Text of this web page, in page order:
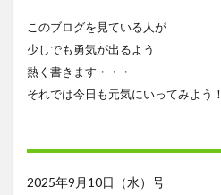
このブログを見ている人が
少しでも勇気が出るよう
熱く書きます・・・
それでは今日も元気にいってみよう！
2025年9月10日（水）号